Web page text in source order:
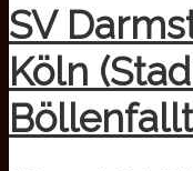
SV
Köln